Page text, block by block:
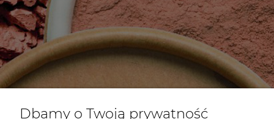
Dbamy o Twoją prywatność